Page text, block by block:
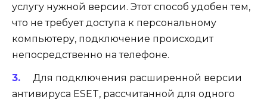
услугу нужной версии. Этот способ удобен тем,
что не требует доступа к персональному
компьютеру, подключение происходит
непосредственно на телефоне.
Для подключения расширенной версии
антивируса ESET, рассчитанной для одного